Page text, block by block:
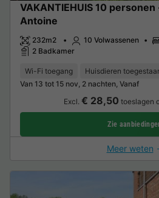
VAKANTIEHUIS 10
Antoine
232m2 10 Volwassenen
2 Badkamer
Wi-Fi toegang Huisdieren
Van 13 tot 15 nov, 2 nachten, Vanaf
Excl. € 28,50 toeslagen
Zie
Meer weten